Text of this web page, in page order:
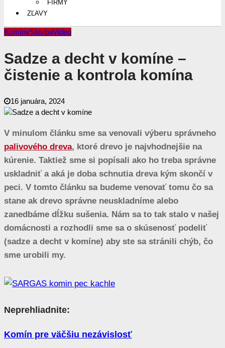
FIRMY
ZĽAVY
KomínyStavbaVideo
Sadze a decht v komíne –
čistenie a kontrola komína
16 januára, 2024
V minulom článku sme sa venovali výberu správneho
palivového dreva, ktoré drevo je najvhodnejšie na
kúrenie. Taktiež sme si popísali ako ho treba správne
uskladniť a aká je doba schnutia dreva kým skončí v
peci. V tomto článku sa budeme venovať tomu čo sa
stane ak drevo správne neuskladníme alebo
zanedbáme dĺžku sušenia. Nám sa to tak stalo v našej
domácnosti a rozhodli sme sa o skúsenosť podeliť
(sadze a decht v komíne) aby ste sa stránili chýb, čo
sme urobili my.
Neprehliadnite:
Komín pre väčšiu nezávislosť